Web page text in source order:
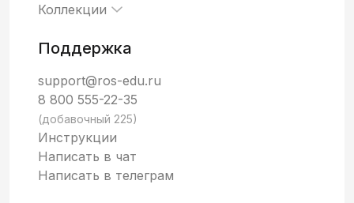
Коллекции
Поддержка
support@ros-edu.ru
8 800 555-22-35
(добавочный 225)
Инструкции
Написать в чат
Написать в телеграм